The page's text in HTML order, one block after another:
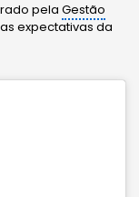
pelaGestão
expectativas da